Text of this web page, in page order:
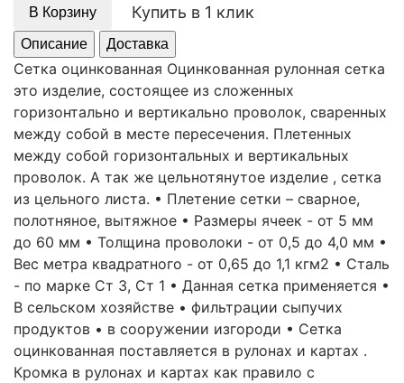
В Корзину Купить в 1 клик
Описание Доставка
Сетка оцинкованная Оцинкованная рулонная сетка
это изделие, состоящее из сложенных
горизонтально и вертикально проволок, сваренных
между собой в месте пересечения. Плетенных
между собой горизонтальных и вертикальных
проволок. А так же цельнотянутое изделие , сетка
из цельного листа. • Плетение сетки – сварное,
полотняное, вытяжное • Размеры ячеек - от 5 мм
до 60 мм • Толщина проволоки - от 0,5 до 4,0 мм •
Вес метра квадратного - от 0,65 до 1,1 кгм2 • Сталь
- по марке Ст 3, Ст 1 • Данная сетка применяется •
В сельском хозяйстве • фильтрации сыпучих
продуктов • в сооружении изгороди • Сетка
оцинкованная поставляется в рулонах и картах .
Кромка в рулонах и картах как правило с